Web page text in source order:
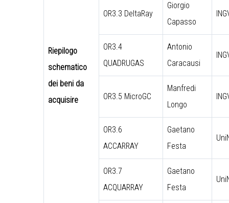
Riepilogo
schematico
dei beni da
acquisire
OR3.3 DeltaRay
Giorgio
Capasso
OR3.4
QUADRUGAS
Antonio
Caracausi
OR3.5 MicroGC
Manfredi
Longo
OR3.6
ACCARRAY
Gaetano
Festa
OR3.7
ACQUARRAY
Gaetano
Festa